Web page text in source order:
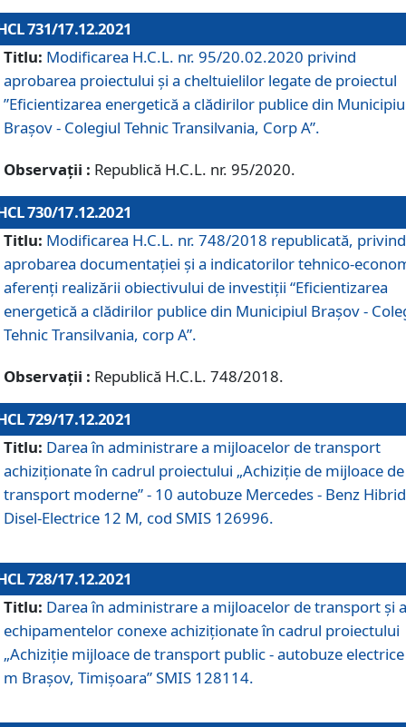
731/17.12.2021
Titlu: Modificarea H.C.L. nr. 95/20.02.2020 privind
aprobarea proiectului și a cheltuielilor legate de proiectul
”Eficientizarea energetică a clădirilor publice din
Brașov - Colegiul Tehnic Transilvania, Corp A”.
Observații : Republică H.C.L. nr. 95/2020.
730/17.12.2021
Titlu: Modificarea H.C.L. nr. 748/2018 republicată, privind
aprobarea documentației și a indicatorilor tehnico-
aferenți realizării obiectivului de investiții “Eficientizarea
energetică a clădirilor publice din Municipiul Brașov -
Tehnic Transilvania, corp A”.
Observații : Republică H.C.L. 748/2018.
729/17.12.2021
Titlu: Darea în administrare a mijloacelor de transport
achiziționate în cadrul proiectului „Achiziţie de mijloace de
transport moderne” - 10 autobuze Mercedes - Benz Hibrid
Disel-Electrice 12 M, cod SMIS 126996.
728/17.12.2021
Titlu: Darea în administrare a mijloacelor de transport și a
echipamentelor conexe achiziționate în cadrul proiectului
„Achiziție mijloace de transport public - autobuze
m Brașov, Timișoara” SMIS 128114.